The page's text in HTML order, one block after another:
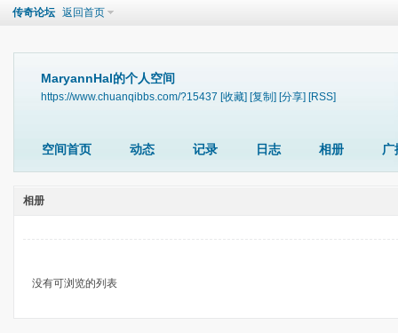
传奇论坛 返回首页
MaryannHal的个人空间
https://www.chuanqibbs.com/?15437 [收藏] [复制] [分享] [RSS]
空间首页 动态 记录 日志 相册 广
相册
没有可浏览的列表